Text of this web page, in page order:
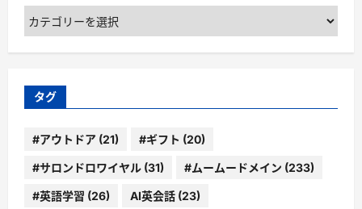
カ
テ
ゴ
ー
タグ
#アウトドア (21) #ギフト (20)
#サロンドロワイヤル (31) #ムームードメイン (233)
#英語学習 (26) AI英会話 (23)